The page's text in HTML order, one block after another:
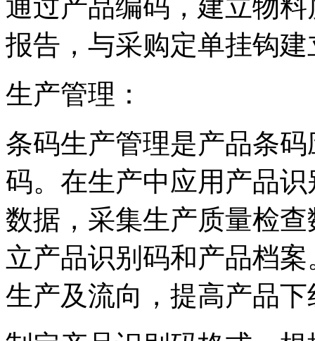
通过产品编码，建立物
报告，与采购定单挂钩
生产管理：
条码生产管理是产品条
码。在生产中应用产品
数据，采集生产质量检
立产品识别码和产品档
生产及流向，提高产品